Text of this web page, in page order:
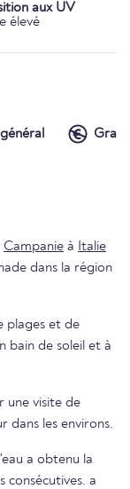
aux UV
élevé
Campanie à Italie
dans la région
plages et de
bain de soleil et à
une visite de
dans les environs.
a obtenu la
a